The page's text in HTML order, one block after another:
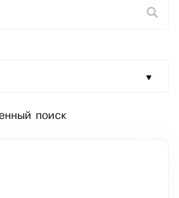
поиск